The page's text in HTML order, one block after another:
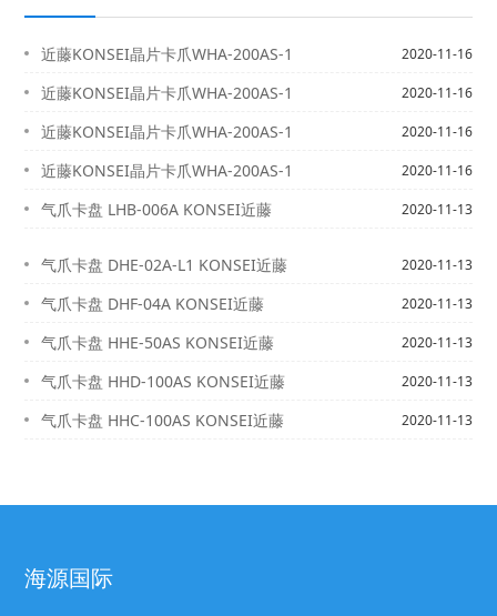
近藤KONSEI晶片卡爪WHA-200AS-1 2020-11-16
近藤KONSEI晶片卡爪WHA-200AS-1 2020-11-16
近藤KONSEI晶片卡爪WHA-200AS-1 2020-11-16
近藤KONSEI晶片卡爪WHA-200AS-1 2020-11-16
气爪卡盘 LHB-006A KONSEI近藤 2020-11-13
气爪卡盘 DHE-02A-L1 KONSEI近藤 2020-11-13
气爪卡盘 DHF-04A KONSEI近藤 2020-11-13
气爪卡盘 HHE-50AS KONSEI近藤 2020-11-13
气爪卡盘 HHD-100AS KONSEI近藤 2020-11-13
气爪卡盘 HHC-100AS KONSEI近藤 2020-11-13
海源国际